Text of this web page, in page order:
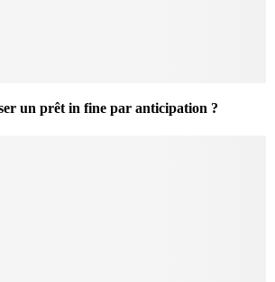
un prêt in fine par anticipation ?